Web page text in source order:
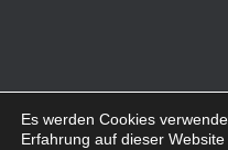
AMAZON
Es werden Cookies
Erfahrung auf dieser Website